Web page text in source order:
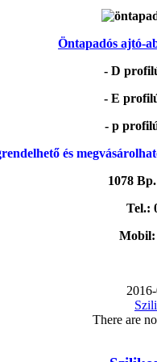
Öntapadós ajtó-
- D
- E
- p
és
1078
Tel.:
Mobil:
There are